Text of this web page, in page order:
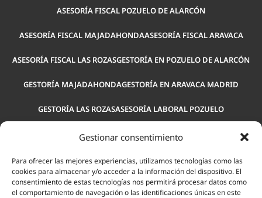
Gestionar consentimiento
Para ofrecer las mejores experiencias, utilizamos tecnologías como las
cookies para almacenar y/o acceder a la información del dispositivo. El
consentimiento de estas tecnologías nos permitirá procesar datos como
el comportamiento de navegación o las identificaciones únicas en este
ASESORÍA FISCAL POZUELO DE ALARCÓN
ASESORÍA FISCAL MAJADAHONDAASESORÍA FISCAL ARAVACA
ASESORÍA FISCAL LAS ROZASGESTORÍA EN POZUELO DE ALARCÓN
GESTORÍA MAJADAHONDAGESTORÍA EN ARAVACA MADRID
GESTORÍA LAS ROZASASESORÍA LABORAL POZUELO
ASESORÍA LABORAL MAJADAHONDAASESORÍA LABORAL ARAVACA
ASESORÍA PARA EMPRESAS POZUELOASESORÍA LEGAL POZUELO
ASESORÍA LABORAL LAS ROZAS